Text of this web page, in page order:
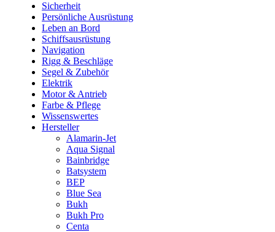
Sicherheit
Persönliche Ausrüstung
Leben an Bord
Schiffsausrüstung
Navigation
Rigg & Beschläge
Segel & Zubehör
Elektrik
Motor & Antrieb
Farbe & Pflege
Wissenswertes
Hersteller
Alamarin-Jet
Aqua Signal
Bainbridge
Batsystem
BEP
Blue Sea
Bukh
Bukh Pro
Centa